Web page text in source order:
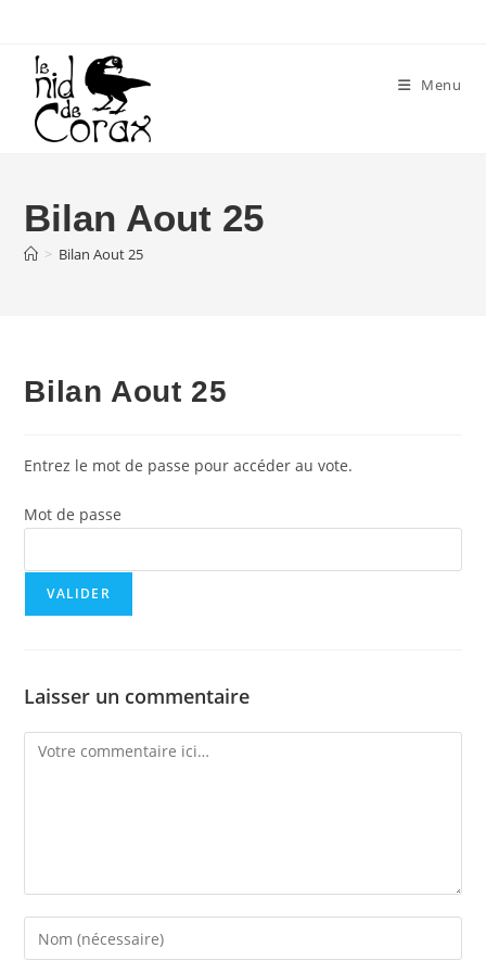
content
Menu
Bilan Aout 25
> Bilan Aout 25
Bilan Aout 25
Entrez le mot de passe pour accéder au vote.
Mot de passe
Laisser un commentaire
Comment
Enter
your